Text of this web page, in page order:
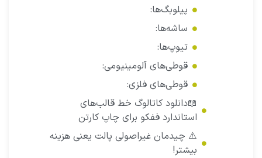
پیلوبگ‌ها:
ساشه‌ها:
تیوپ‌ها:
قوطی‌های آلومینیومی:
قوطی‌های فلزی:
📖دانلود کاتالوگ خط قالب‌های
استاندارد ففکو برای چاپ کارتن
⚠️ چیدمان غیراصولی پالت یعنی هزینه
بیشتر!